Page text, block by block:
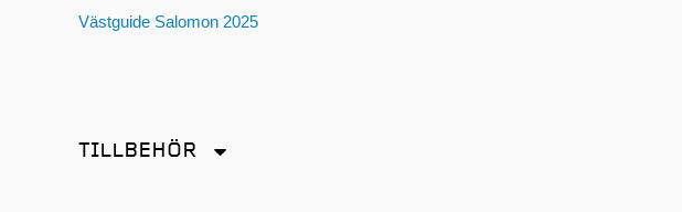
Västguide Salomon 2025
TILLBEHÖR